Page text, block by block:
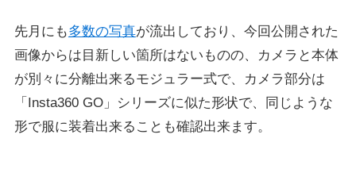
先月にも多数の写真が流出しており、今回公開された
画像からは目新しい箇所はないものの、カメラと本体
が別々に分離出来るモジュラー式で、カメラ部分は
「Insta360 GO」シリーズに似た形状で、同じような
形で服に装着出来ることも確認出来ます。